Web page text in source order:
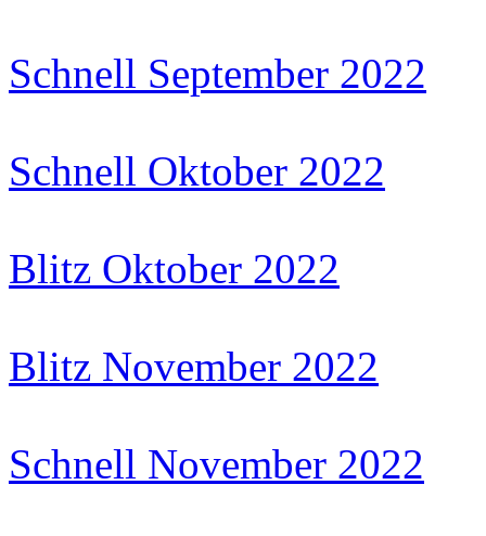
Schnell September 2022
Schnell Oktober 2022
Blitz Oktober 2022
Blitz November 2022
Schnell November 2022